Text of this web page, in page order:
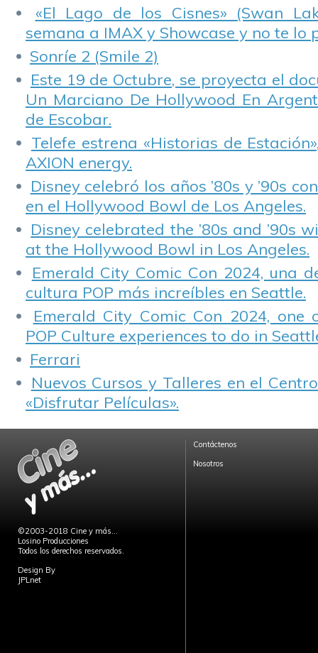
«El Lago de los Cisnes» (Swan
semana a IMAX y Showcase y no te lo
Sonríe 2 (Smile 2)
Este 19 de Octubre, se proyecta el
Un Marciano De Hollywood En
de Escobar.
Telefe estrena «Historias de
AXION energy.
Disney celebró los años ’80s y ’90s
en el Hollywood Bowl de Los Angeles.
Disney celebrated the ’80s and ’90s
at the Hollywood Bowl in Los Angeles.
Emerald City Comic Con 2024, una
cultura POP más increíbles en Seattle.
Emerald City Comic Con 2024,
POP Culture experiences to do in
Ferrari
Nuevos Cursos y Talleres en el
«Disfrutar Películas».
©2003-2018 Cine y más...
Losino Producciones
Todos los derechos reservados.
Design By
JPLnet
Contáctenos
Nosotros